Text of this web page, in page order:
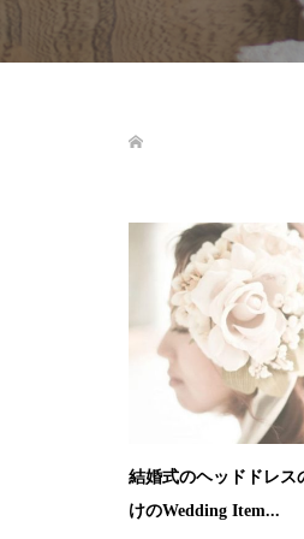
結婚式のヘッドドレス
けのWedding Item...